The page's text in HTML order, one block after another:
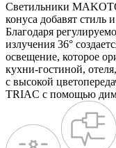
Светильники
конуса добавят стиль
Благодаря
излучения 36°
освещение, которое
кухни-гостиной,
с высокой
TRIAC с помощью